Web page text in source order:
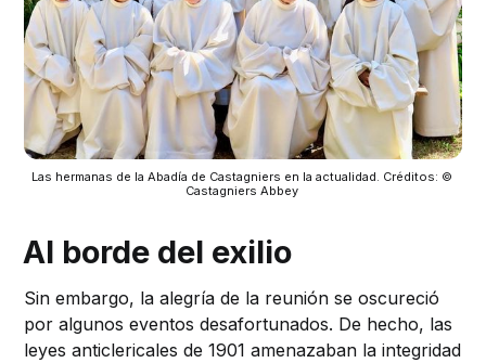
Las hermanas de la Abadía de Castagniers en la actualidad. Créditos: ©
Castagniers Abbey
Al borde del exilio
Sin embargo, la alegría de la reunión se oscureció
por algunos eventos desafortunados. De hecho, las
leyes anticlericales de 1901 amenazaban la integridad